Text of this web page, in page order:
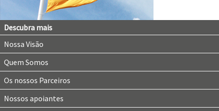
Descubra mais
Nossa Visão
Quem Somos
Os nossos Parceiros
Nossos apoiantes